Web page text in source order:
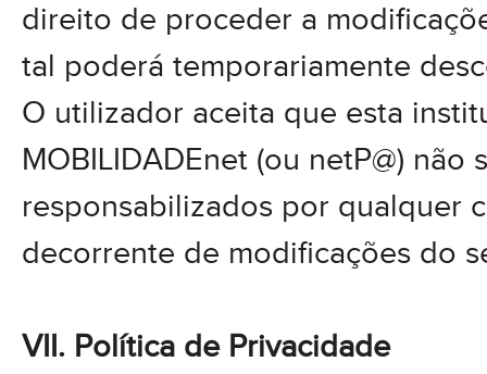
direito de proceder a
tal poderá temporariamente
O utilizador aceita que esta
MOBILIDADEnet (ou netP@) não
responsabilizados por qualquer
decorrente de modificações do
VII. Política de Privacidade